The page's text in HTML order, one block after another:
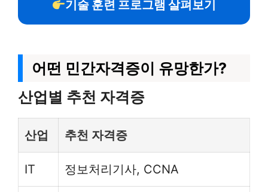
기술 훈련 프로그램 살펴보기
어떤 민간자격증이 유망한가?
산업별 추천 자격증
산업 추천 자격증
IT 정보처리기사, CCNA